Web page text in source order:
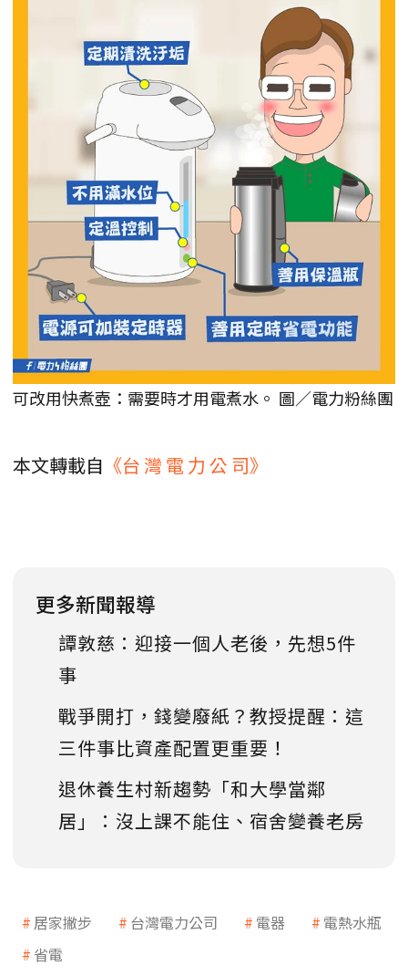
可改用快煮壺：需要時才用電煮水。 圖／電力粉絲團
本文轉載自 《台 灣 電 力 公 司》
更多新聞報導
譚敦慈：迎接一個人老後，先想5件
事
戰爭開打，錢變廢紙？教授提醒：這
三件事比資產配置更重要！
退休養生村新趨勢「和大學當鄰
居」：沒上課不能住、宿舍變養老房
居家撇步 台灣電力公司 電器
電熱水瓶
省電